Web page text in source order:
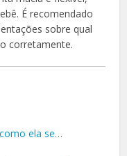
É recomendado
sobre qual
corretamente.
ela se…